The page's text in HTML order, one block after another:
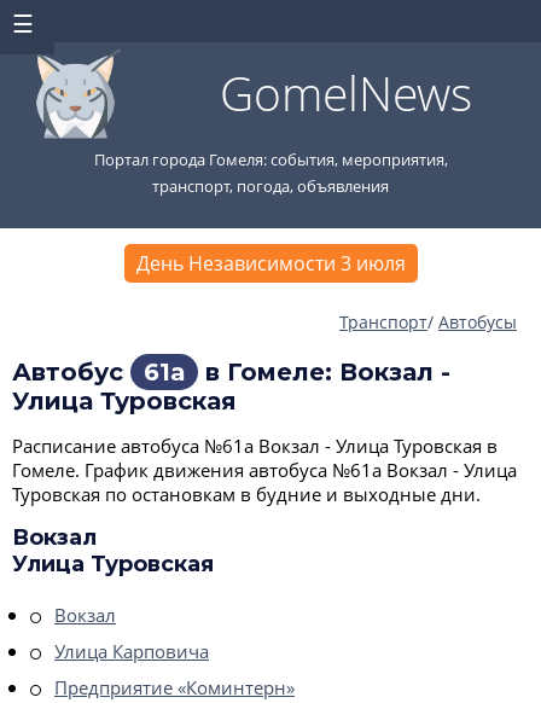
GomelNews
Портал города Гомеля: события, мероприятия,
транспорт, погода, объявления
День Независимости 3 июля
Транспорт/ Автобусы
Автобус 61а
в Гомеле: Вокзал -
Улица Туровская
Расписание автобуса №61а Вокзал - Улица Туровская в
Гомеле. График движения автобуса №61а Вокзал - Улица
Туровская по остановкам в будние и выходные дни.
Вокзал
Улица Туровская
Вокзал
Улица Карповича
Предприятие «Коминтерн»